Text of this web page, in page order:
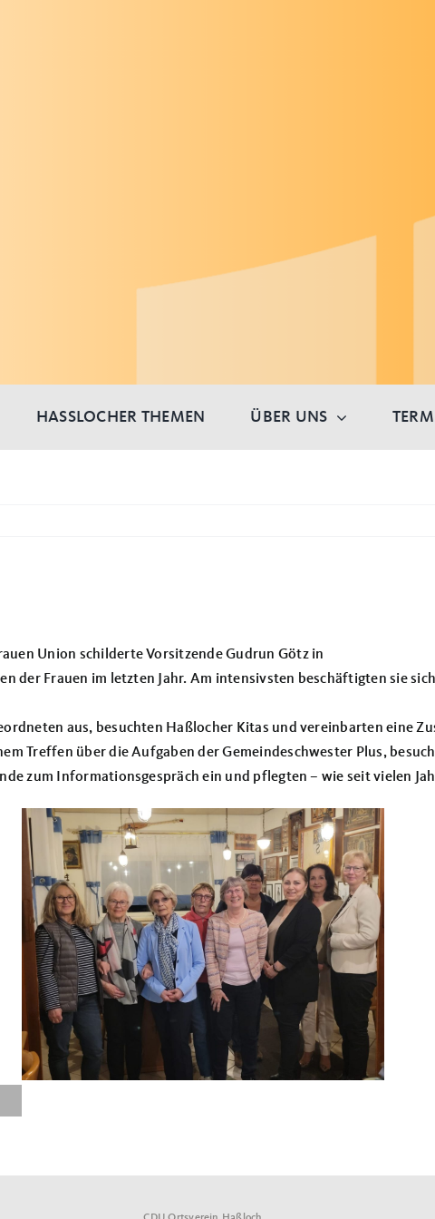
HASSLOCHER THEMEN ÜBER UNS
Union schilderte Vorsitzende Gudrun Götz in
der Frauen im letzten Jahr. Am intensivsten beschäftigten sie
aus, besuchten Haßlocher Kitas und vereinbarten eine
Treffen über die Aufgaben der Gemeindeschwester Plus,
zum Informationsgespräch ein und pflegten – wie seit vielen